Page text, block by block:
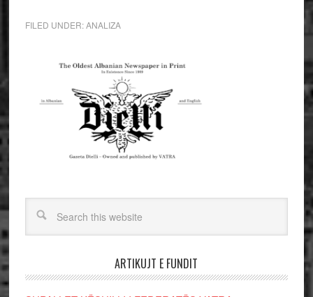
FILED UNDER:ANALIZA
ARTIKUJT E FUNDIT